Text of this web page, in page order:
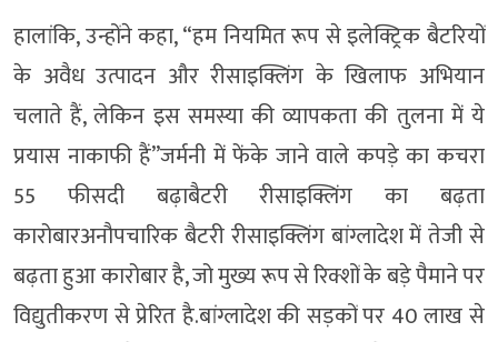
हालांकि, उन्होंने कहा, “हम नियमित रूप से इलेक्ट्रिक बैटरियों
के अवैध उत्पादन और रीसाइक्लिंग के खिलाफ अभियान
चलाते हैं, लेकिन इस समस्या की व्यापकता की तुलना में ये
प्रयास नाकाफी हैं”जर्मनी में फेंके जाने वाले कपड़े का कचरा
55 फीसदी बढ़ाबैटरी रीसाइक्लिंग का बढ़ता
कारोबारअनौपचारिक बैटरी रीसाइक्लिंग बांग्लादेश में तेजी से
बढ़ता हुआ कारोबार है, जो मुख्य रूप से रिक्शों के बड़े पैमाने पर
विद्युतीकरण से प्रेरित है.बांग्लादेश की सड़कों पर 40 लाख से